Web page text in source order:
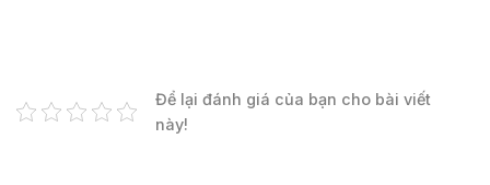
Để lại đánh giá của bạn cho bài viết
này!